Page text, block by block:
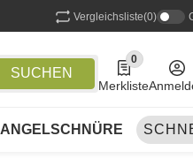
Vergleichsliste(0)
SUCHEN
0
0 Produkte in
Merkliste
ANGELSCHNÜRE